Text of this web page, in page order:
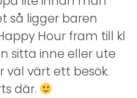
så ligger baren
Hour fram till kl
sitta inne eller ute
väl värt ett besök.
där.